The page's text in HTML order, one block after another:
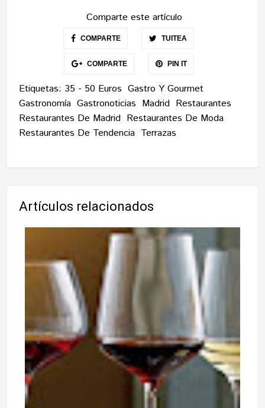
Comparte este artículo
COMPARTE TUITEA
COMPARTE PIN IT
Etiquetas: 35 - 50 Euros Gastro Y Gourmet
Gastronomía Gastronoticias Madrid Restaurantes
Restaurantes De Madrid Restaurantes De Moda
Restaurantes De Tendencia Terrazas
Artículos relacionados